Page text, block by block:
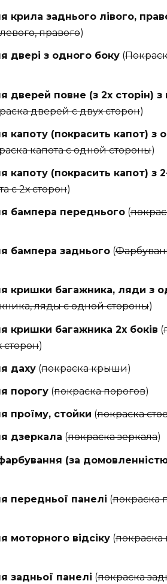
крила заднього лівого,
правого)
двері з одного боку(
дверей повне (з 2х сторін)
дверей с двух сторон)
капоту (покрасить капот) з
капота с одной стороны)
капоту (покрасить капот) з
с 2х сторон)
бампера переднього(
бампера заднього(
кришки багажника, ляди з
ляды с одной стороны)
кришки багажника 2х боків (
сторон)
даху(покраска крыши)
порогу(покраска порогов)
проїму, стойки (покраска
дзеркала (покраска зеркала)
(за
передньої панелі (покраска
моторного відсіку(покраска
задньої панелі (покраска